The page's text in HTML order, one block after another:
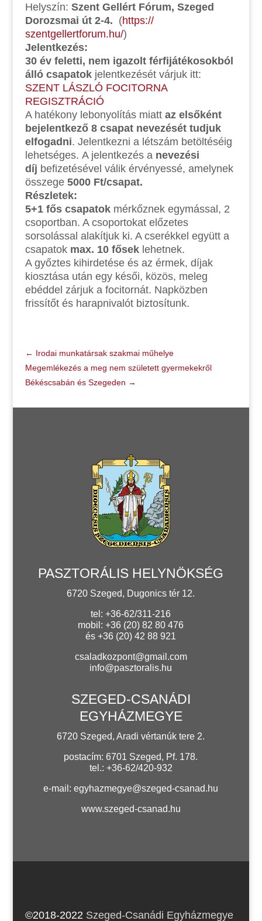
Helyszín: Szent Gellért Fórum, Szeged
Dorozsmai út 2-4. (https://
szentgellertforum.hu/)
Jelentkezés:
30 év feletti, nem igazolt férfijátékosokból
álló csapatokjelentkezését várjuk itt:
SZENT LÁSZLÓ FOCITORNA
REGISZTRÁCIÓ
A hatékony lebonyolítás miatt az elsőként
bejelentkező8 csapat nevezését tudjuk
elfogadni. Jelentkezni a létszám betöltéséig
lehetséges. A jelentkezés a nevezési
díj befizetésével válik érvényessé, amelynek
összege 5000 Ft/csapat.
Részletek:
5+1 fős csapatokmérkőznek egymással, 2
csoportban. A csoportokat előzetes
sorsolással alakítjuk ki. A cserékkel együtt a
csapatok max. 10 főseklehetnek.
A győztes kihirdetése és az érmek, díjak
kiosztása után egy késői, közös, meleg
ebéddel zárjuk a focitornát. Napközben
frissítőt és harapnivalót biztosítunk.
← Irodai munkatársak szakmai műhelye
Megemlékezés a meg nem született gyermekekről
Békéscsabán és Szegeden →
PASZTORÁLIS HELYNÖKSÉG
6720 Szeged, Dugonics tér 12.
tel: +36-62/311-216
mobil: +36 (20) 82 80 476
és +36 (20) 42 88 921
csaladkozpont@gmail.com
info@pasztoralis.hu
SZEGED-CSANÁDI
EGYHÁZMEGYE
6720 Szeged, Aradi vértanúk tere 2.
postacím: 6701 Szeged, Pf. 178.
tel.: +36-62/420-932
e-mail:egyhazmegye@szeged-csanad.hu
www.szeged-csanad.hu
©2018-2022 Szeged-Csanádi Egyházmegye